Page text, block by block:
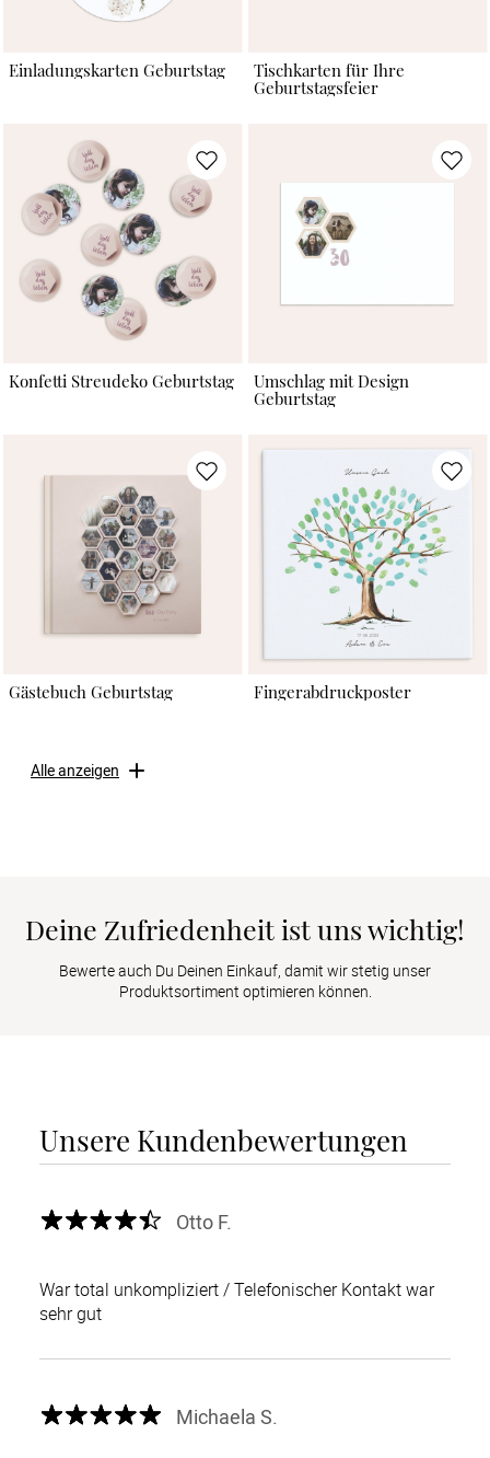
Einladungskarten Geburtstag
Tischkarten für Ihre
Geburtstagsfeier
Konfetti Streudeko Geburtstag
Umschlag mit Design
Geburtstag
Gästebuch Geburtstag Fingerabdruckposter
Alle anzeigen
Deine Zufriedenheit ist uns wichtig!
Bewerte auch Du Deinen Einkauf, damit wir stetig unser
Produktsortiment optimieren können.
Unsere Kundenbewertungen
Otto F.
War total unkompliziert / Telefonischer Kontakt war
sehr gut
Michaela S.